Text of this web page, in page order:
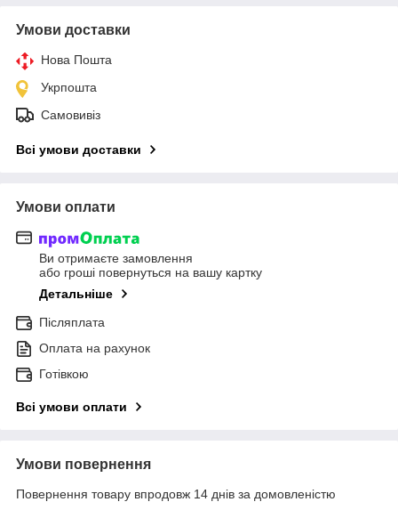
Умови доставки
Нова Пошта
Укрпошта
Самовивіз
Всі умови доставки
Умови оплати
Ви отримаєте замовлення
або гроші повернуться на вашу картку
Детальніше
Післяплата
Оплата на рахунок
Готівкою
Всі умови оплати
Умови повернення
Повернення товару впродовж 14 днів за домовленістю